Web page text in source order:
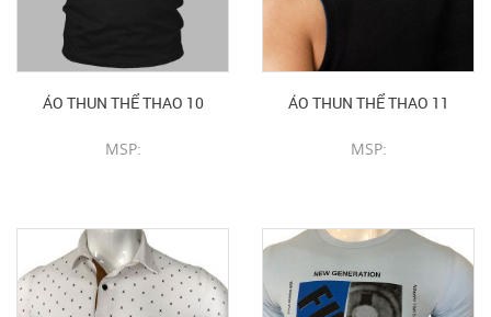
ÁO THUN THỂ THAO 10
MSP:
ÁO THUN THỂ THAO 11
MSP: